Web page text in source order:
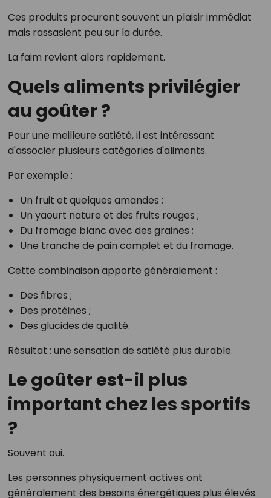
Ces produits procurent souvent un plaisir immédiat
mais rassasient peu sur la durée.
La faim revient alors rapidement.
Quels aliments privilégier
au goûter ?
Pour une meilleure satiété, il est intéressant
d'associer plusieurs catégories d'aliments.
Par exemple :
Un fruit et quelques amandes ;
Un yaourt nature et des fruits rouges ;
Du fromage blanc avec des graines ;
Une tranche de pain complet et du fromage.
Cette combinaison apporte généralement :
Des fibres ;
Des protéines ;
Des glucides de qualité.
Résultat : une sensation de satiété plus durable.
Le goûter est-il plus
important chez les sportifs
?
Souvent oui.
Les personnes physiquement actives ont
généralement des besoins énergétiques plus élevés.